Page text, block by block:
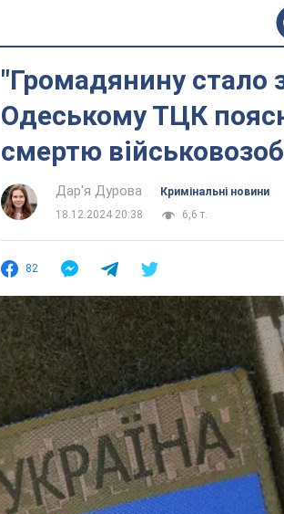
"Громадянину стало
Одеському ТЦК
смертю
Дар'я Дурова
Кримінальні новини
18.12.2024 20:38
6,6 т.
82